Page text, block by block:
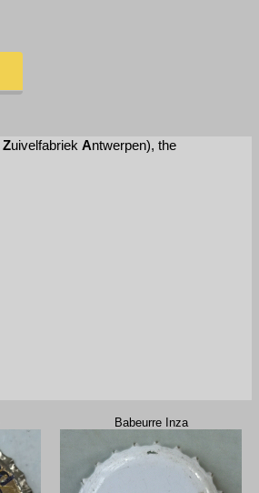
Zuivelfabriek Antwerpen), the
Babeurre Inza